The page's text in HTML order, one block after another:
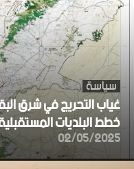
سياسة
غياب التحريج في شرق
خطط البلديات
02/05/2025